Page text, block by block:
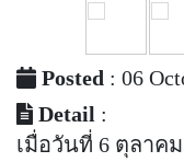
Posted : 06
Detail :
เมื่อวันที่ 6 ตุลาค